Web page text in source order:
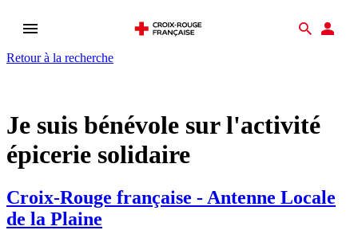
Ouvrir
menu
Retour à la recherche
Je suis bénévole sur l'activité
épicerie solidaire
Croix-Rouge française - Antenne Locale
de la Plaine